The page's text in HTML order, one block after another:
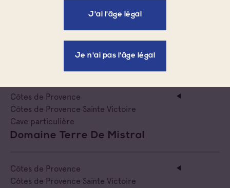
J'ai l'âge légal
Je n'ai pas l'âge légal
Côtes de Provence
Côtes de Provence Sainte Victoire
Cave particulière
Domaine Terre De Mistral
Côtes de Provence
Côtes de Provence Sainte Victoire